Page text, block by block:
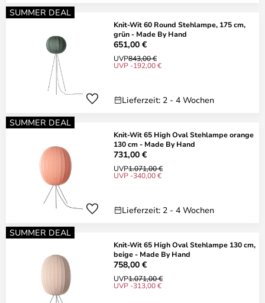
SUMMER DEAL
Knit-Wit 60 Round Stehlampe, 175 cm,
grün - Made By Hand
651,00 €
UVP843,00 €
UVP -192,00 €
Lieferzeit: 2 - 4 Wochen
SUMMER DEAL
Knit-Wit 65 High Oval Stehlampe orange
130 cm - Made By Hand
731,00 €
UVP1.071,00 €
UVP -340,00 €
Lieferzeit: 2 - 4 Wochen
SUMMER DEAL
Knit-Wit 65 High Oval Stehlampe 130 cm,
beige - Made By Hand
758,00 €
UVP1.071,00 €
UVP -313,00 €